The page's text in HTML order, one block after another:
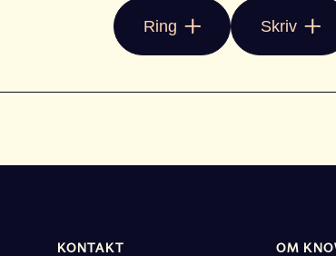
Ring Skriv
KONTAKT
OM